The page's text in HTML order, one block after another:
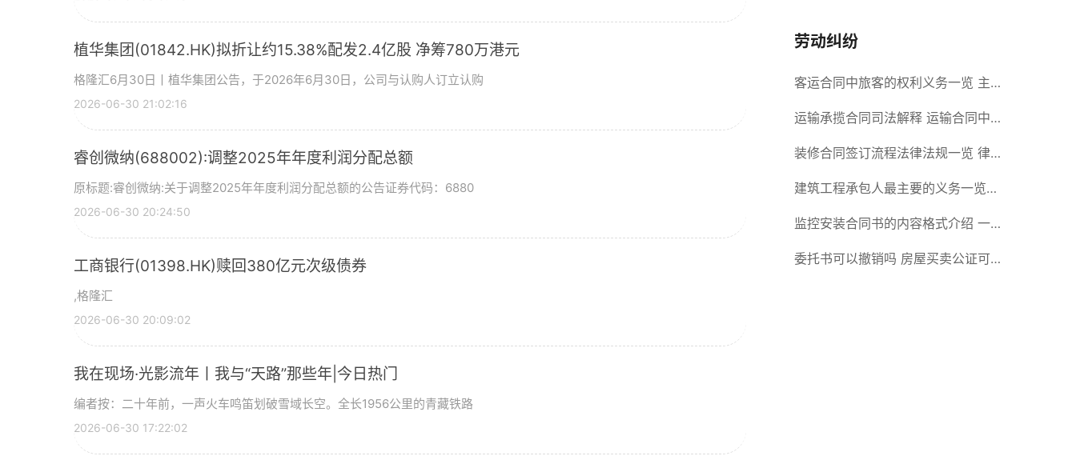
植华集团(01842.HK)拟折让约15.38%配发2.4亿股 净筹780万港元
格隆汇6月30日丨植华集团公告，于2026年6月30日，公司与认购人订立认购
2026-06-30 21:02:16
睿创微纳(688002):调整2025年年度利润分配总额
原标题:睿创微纳:关于调整2025年年度利润分配总额的公告证券代码：6880
2026-06-30 20:24:50
工商银行(01398.HK)赎回380亿元次级债券
,格隆汇
2026-06-30 20:09:02
我在现场·光影流年丨我与“天路”那些年|今日热门
编者按：二十年前，一声火车鸣笛划破雪域长空。全长1956公里的青藏铁路
2026-06-30 17:22:02
劳动纠纷
客运合同中旅客的权利义务一览 主
要包括这些内容
运输承揽合同司法解释 运输合同中
承运人的义务有哪些
装修合同签订流程法律法规一览 律
师解答
建筑工程承包人最主要的义务一览
承包合同内容介绍
监控安装合同书的内容格式介绍 一
般包括这些条款
委托书可以撤销吗 房屋买卖公证可